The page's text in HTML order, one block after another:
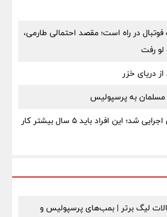
در راه است؛ مقصد احتمالی طارمی،
دریای خزر
به پرسپولیس
شرط جدید بازنشستگی اجرایی شد؛ این افراد باید ۵ سال بیشتر کار
لیگ برتر | بمب‌های پرسپولیس و